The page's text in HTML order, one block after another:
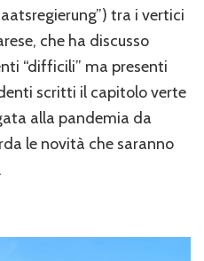
tra i vertici
che ha discusso
“difficili” ma presenti
scritti il capitolo verte
alla pandemia da
le novità che saranno